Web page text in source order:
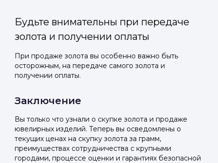
Будьте внимательны при передаче
золота и получении оплаты
При продаже золота вы особенно важно быть
осторожным, на передаче самого золота и
получении оплаты.
Заключение
Вы только что узнали о скупке золота и продаже
ювелирных изделий. Теперь вы осведомлены о
текущих ценах на скупку золота за грамм,
преимуществах сотрудничества с крупными
городами, процессе оценки и гарантиях безопасной